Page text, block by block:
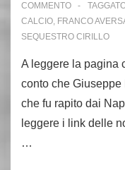
COMMENTO
CALCIO, FRANCO
SEQUESTRO CIRILLO
A leggere la pagina
conto che Giuseppe
che fu rapito dai
leggere i link delle
…